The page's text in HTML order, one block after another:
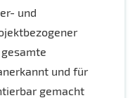
und
und für
gemacht